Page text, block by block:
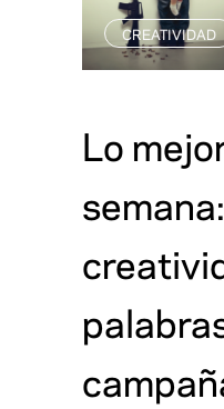
CREATIVIDAD
Lo
semana: